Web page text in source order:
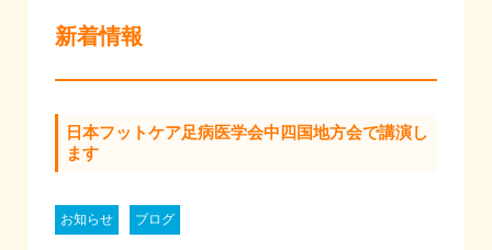
新着情報
日本フットケア足病医学会中四国地方会で講演し
ます
お知らせ ブログ